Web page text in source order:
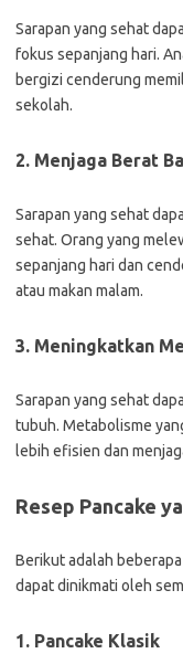
Sarapan yang sehat
fokus sepanjang hari.
bergizi cenderung
sekolah.
2. Menjaga Berat
Sarapan yang sehat
sehat. Orang yang
sepanjang hari dan
atau makan malam.
3. Meningkatkan
Sarapan yang sehat
tubuh. Metabolisme
lebih efisien dan
Resep Pancake
Berikut adalah
dapat dinikmati oleh
1. Pancake Klasik